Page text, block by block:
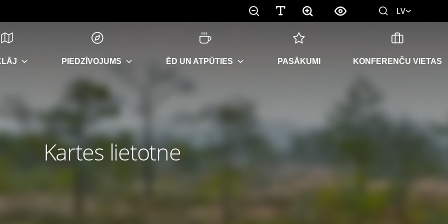
LV
PIEDZĪVOJUMS ĒD UN ATPŪTIES PASĀKUMI KONFERENČU VIETAS
Kartes lietotne